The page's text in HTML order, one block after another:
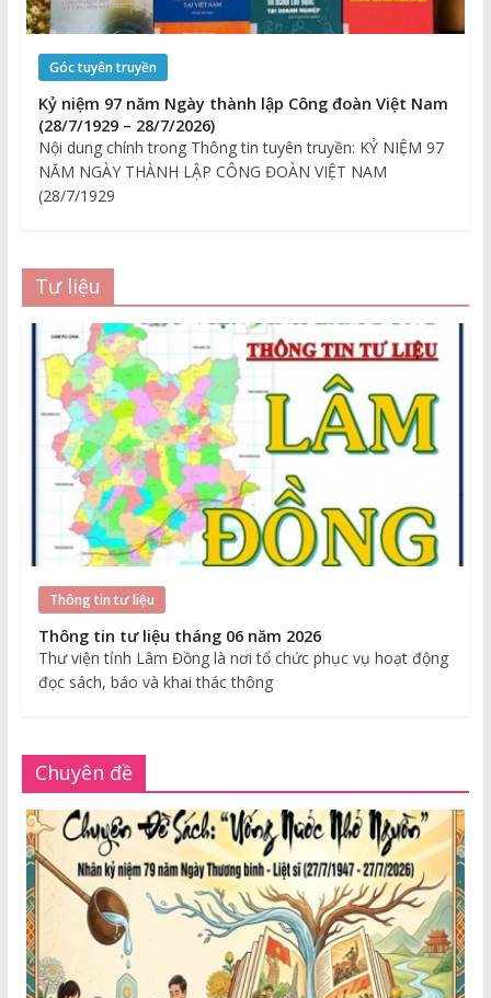
Góc tuyên truyền
Kỷ niệm 97 năm Ngày thành lập Công đoàn Việt Nam
(28/7/1929 – 28/7/2026)
Nội dung chính trong Thông tin tuyên truyền: KỶ NIỆM 97
NĂM NGÀY THÀNH LẬP CÔNG ĐOÀN VIỆT NAM
(28/7/1929
Tư liệu
Thông tin tư liệu
Thông tin tư liệu tháng 06 năm 2026
Thư viện tỉnh Lâm Đồng là nơi tổ chức phục vụ hoạt động
đọc sách, báo và khai thác thông
Chuyên đề